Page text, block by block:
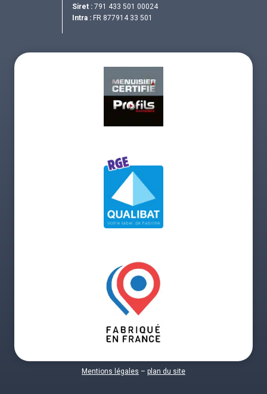
Siret : 791 433 501 00024
Intra : FR 877914 33 501
Mentions légales – plan du site